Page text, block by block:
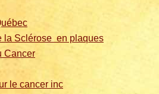
la Sclérose en plaques
Cancer
le cancer inc